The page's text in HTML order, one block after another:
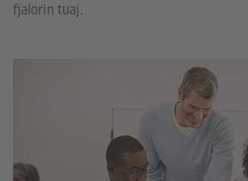
fjalorin tuaj.